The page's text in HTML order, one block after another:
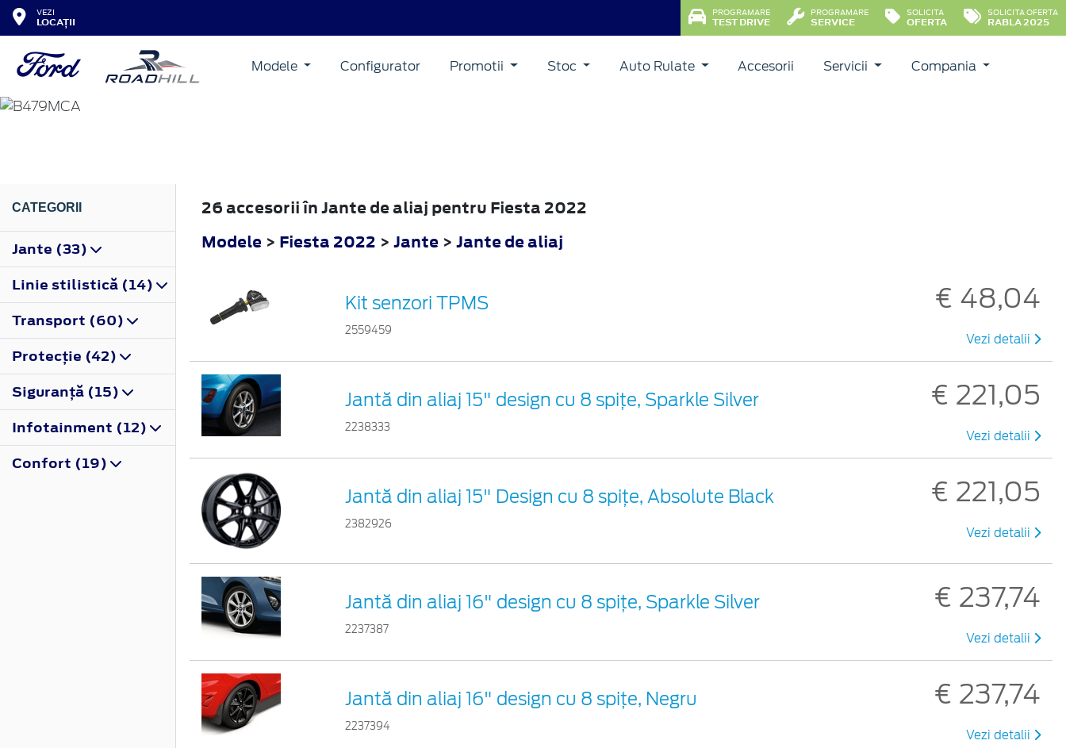
VEZI
LOCAȚII
PROGRAMARE
TEST DRIVE
PROGRAMARE
SERVICE
SOLICITA
OFERTA
SOLICITA OFERTA
RABLA 2025
Modele Configurator Promotii Stoc Auto Rulate Accesorii Servicii Compania
FIESTA
CATEGORII
Jante (33)
Linie stilistică (14)
Transport (60)
Protecţie (42)
Siguranţă (15)
Infotainment (12)
Confort (19)
26 accesorii în Jante de aliaj pentru Fiesta 2022
Modele > Fiesta 2022 > Jante > Jante de aliaj
Kit senzori TPMS
2559459
€ 48,04
Vezi detalii
Jantă din aliaj 15" design cu 8 spițe, Sparkle Silver
2238333
€ 221,05
Vezi detalii
Jantă din aliaj 15" Design cu 8 spiţe, Absolute Black
2382926
€ 221,05
Vezi detalii
Jantă din aliaj 16" design cu 8 spițe, Sparkle Silver
2237387
€ 237,74
Vezi detalii
Jantă din aliaj 16" design cu 8 spițe, Negru
2237394
€ 237,74
Vezi detalii